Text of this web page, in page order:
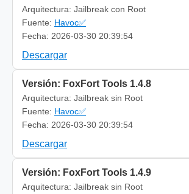
Arquitectura: Jailbreak con Root
Fuente: Havoc✅
Fecha: 2026-03-30 20:39:54
Descargar
Versión: FoxFort Tools 1.4.8
Arquitectura: Jailbreak sin Root
Fuente: Havoc✅
Fecha: 2026-03-30 20:39:54
Descargar
Versión: FoxFort Tools 1.4.9
Arquitectura: Jailbreak sin Root